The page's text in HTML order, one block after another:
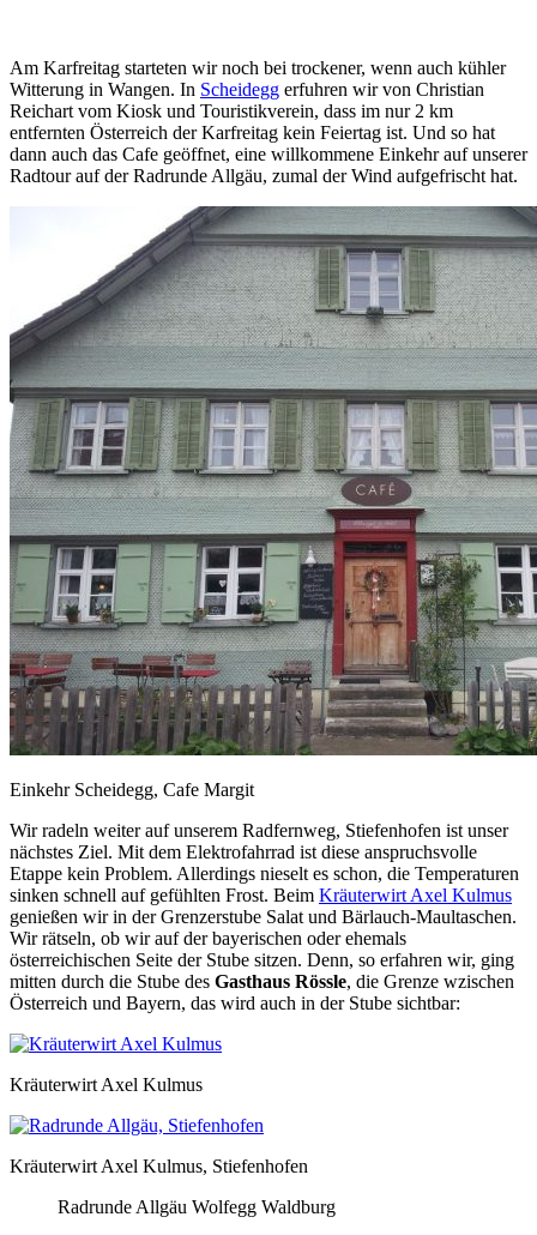
Am Karfreitag starteten wir noch bei trockener, wenn auch kühler
Witterung in Wangen. In Scheidegg erfuhren wir von Christian
Reichart vom Kiosk und Touristikverein, dass im nur 2 km
entfernten Österreich der Karfreitag kein Feiertag ist. Und so hat
dann auch das Cafe geöffnet, eine willkommene Einkehr auf unserer
Radtour auf der Radrunde Allgäu, zumal der Wind aufgefrischt hat.
Einkehr Scheidegg, Cafe Margit
Wir radeln weiter auf unserem Radfernweg, Stiefenhofen ist unser
nächstes Ziel. Mit dem Elektrofahrrad ist diese anspruchsvolle
Etappe kein Problem. Allerdings nieselt es schon, die Temperaturen
sinken schnell auf gefühlten Frost. Beim Kräuterwirt Axel Kulmus
genießen wir in der Grenzerstube Salat und Bärlauch-Maultaschen.
Wir rätseln, ob wir auf der bayerischen oder ehemals
österreichischen Seite der Stube sitzen. Denn, so erfahren wir, ging
mitten durch die Stube des Gasthaus Rössle, die Grenze wzischen
Österreich und Bayern, das wird auch in der Stube sichtbar:
Kräuterwirt Axel Kulmus
Kräuterwirt Axel Kulmus, Stiefenhofen
Radrunde Allgäu Wolfegg Waldburg